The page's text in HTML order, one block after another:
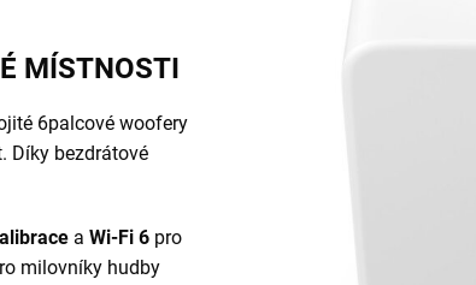
MÍSTNOSTI
6palcové woofery
Díky bezdrátové
a Wi-Fi 6 pro
milovníky hudby